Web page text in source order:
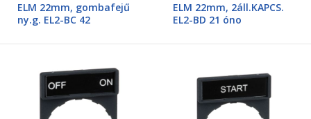
ELM 22mm, gombafejű
ny.g. EL2-BC 42
ELM 22mm, 2áll.KAPCS.
EL2-BD 21 óno